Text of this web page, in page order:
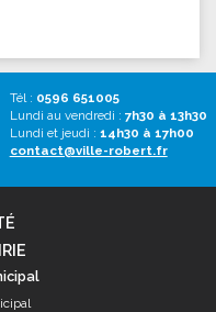
Tél : 0596 651005
Lundi au vendredi : 7h30 à 13h30
Lundi et jeudi : 14h30 à 17h00
contact@ville-robert.fr